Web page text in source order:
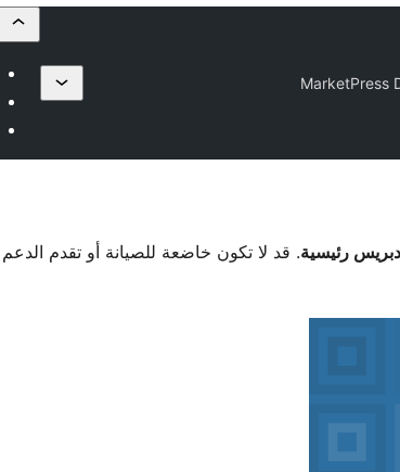
MarketPress
. قد لا تكون خاضعة للصيانة أو تقدم